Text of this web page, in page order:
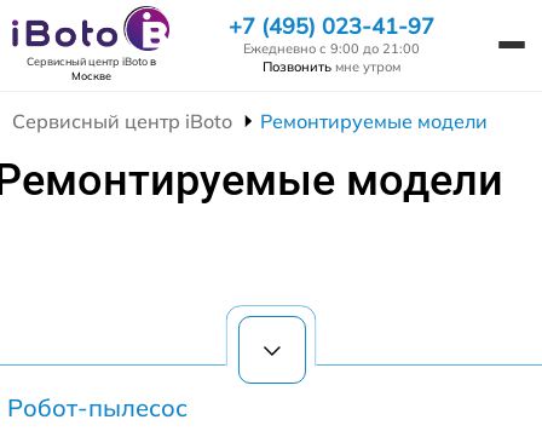
Сервисный центр iBotoв
Москве
+7 (495) 023-41-97
Ежедневно с 9:00 до 21:00
Позвонить мне утром
Сервисный центр iBoto Ремонтируемые модели
модели
Робот-пылесос